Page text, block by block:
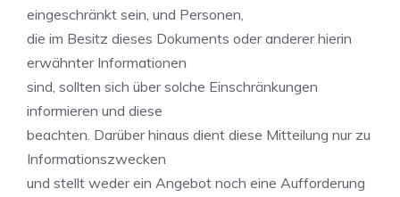
eingeschränkt sein, und Personen,
die im Besitz dieses Dokuments oder anderer hierin
erwähnter Informationen
sind, sollten sich über solche Einschränkungen
informieren und diese
beachten. Darüber hinaus dient diese Mitteilung nur zu
Informationszwecken
und stellt weder ein Angebot noch eine Aufforderung